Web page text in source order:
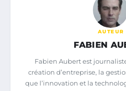
AUTEUR
FABIEN
Fabien Aubert est
création d’entreprise, la
que l’innovation et la